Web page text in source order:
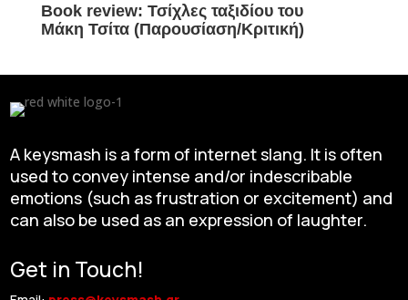
Book review: Τσίχλες ταξιδίου του
Μάκη Τσίτα (Παρουσίαση/Κριτική)
A keysmash is a form of internet slang. It is often
used to convey intense and/or indescribable
emotions (such as frustration or excitement) and
can also be used as an expression of laughter.
Get in Touch!